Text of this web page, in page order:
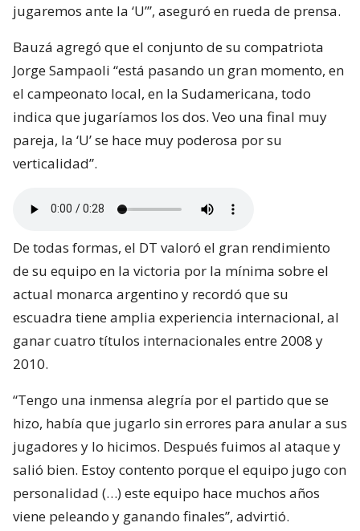
jugaremos ante la ‘U’”, aseguró en rueda de prensa.
Bauzá agregó que el conjunto de su compatriota
Jorge Sampaoli “está pasando un gran momento, en
el campeonato local, en la Sudamericana, todo
indica que jugaríamos los dos. Veo una final muy
pareja, la ‘U’ se hace muy poderosa por su
verticalidad”.
De todas formas, el DT valoró el gran rendimiento
de su equipo en la victoria por la mínima sobre el
actual monarca argentino y recordó que su
escuadra tiene amplia experiencia internacional, al
ganar cuatro títulos internacionales entre 2008 y
2010.
“Tengo una inmensa alegría por el partido que se
hizo, había que jugarlo sin errores para anular a sus
jugadores y lo hicimos. Después fuimos al ataque y
salió bien. Estoy contento porque el equipo jugo con
personalidad (…) este equipo hace muchos años
viene peleando y ganando finales”, advirtió.